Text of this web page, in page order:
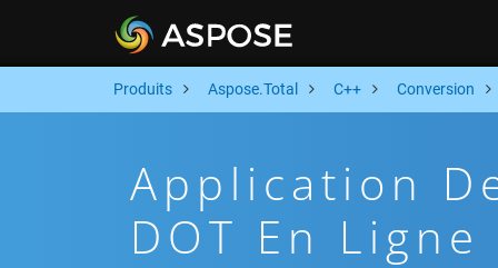
Produits Aspose.Total C++ Conversion
Application
DOT En